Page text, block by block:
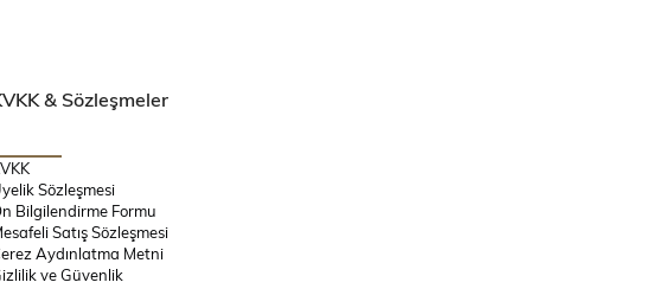
& Sözleşmeler
Sözleşmesi
Bilgilendirme Formu
Satış Sözleşmesi
Aydınlatma Metni
ve Güvenlik